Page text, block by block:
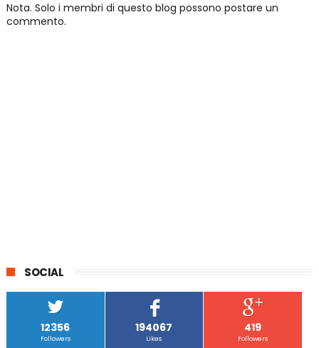
Nota. Solo i membri di questo blog possono postare un
commento.
SOCIAL
12356
Followers
194067
Likes
419
Followers